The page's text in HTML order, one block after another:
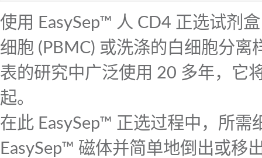
使用 EasySep™ 人 CD4 正选试剂
细胞 (PBMC) 或洗涤的白细胞分
表的研究中广泛使用 20 多年，它
起。
在此 EasySep™ 正选过程中，所
EasySep™ 磁体并简单地倒出或移